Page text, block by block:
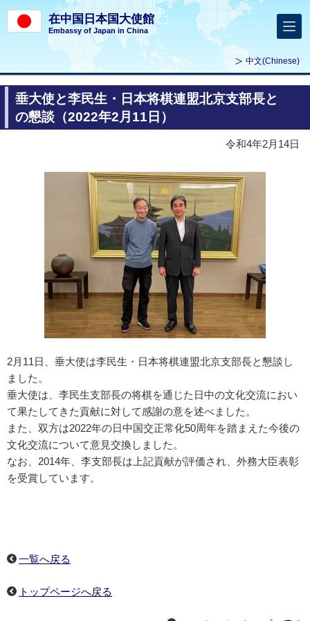
在中国日本国大使館
Embassy of Japan in China
中文(Chinese)
垂大使と李民生・日本将棋連盟北京支部長と
の懇談（2022年2月11日）
令和4年2月14日
2月11日、垂大使は李民生・日本将棋連盟北京支部長と懇談し
ました。
垂大使は、李民生支部長の将棋を通じた日中の文化交流におい
て果たしてきた貢献に対して感謝の意を述べました。
また、双方は2022年の日中国交正常化50周年を踏まえた今後の
文化交流について意見交換しました。
なお、2014年、李支部長は上記貢献が評価され、外務大臣表彰
を受賞しています。
一覧へ戻る
トップページへ戻る